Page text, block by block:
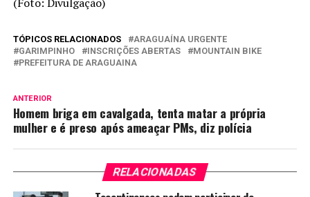
TÓPICOS RELACIONADOS
ARAGUAÍNA URGENTE
GARIMPINHO
INSCRIÇÕES ABERTAS
MOUNTAIN BIKE
PREFEITURA DE ARAGUAINA
ANTERIOR
Homem briga em cavalgada, tenta matar a própria
mulher e é preso após ameaçar PMs, diz polícia
RELACIONADAS